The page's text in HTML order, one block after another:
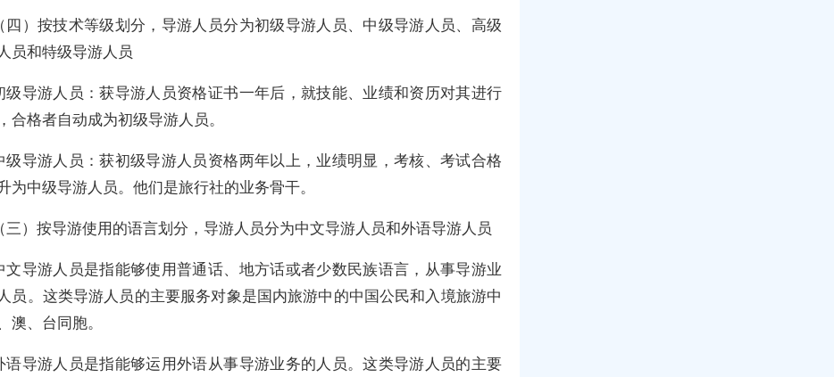
（四）按技术等级划分，导游人员分为初级导游人员、中级导游人员、高级
员和特级导游人员
级导游人员 ：获导游人员资格证书一年后，就技能、业绩和资历对其进行
合格者自动成为初级导游人员。
级导游人员：获初级导游人员资格两年以上，业绩明显，考核、考试合格
为中级导游人员。他们是旅行社的业务骨干。
（三）按导游使用的语言划分，导游人员分为中文导游人员和外语导游人员
文导游人员是指能够使用普通话、地方话或者少数民族语言，从事导游业
员。这类导游人员的主要服务对象是国内旅游中的中国公民和入境旅游中
澳、台同胞。
语导游人员是指能够运用外语从事导游业务的人员。这类导游人员的主要